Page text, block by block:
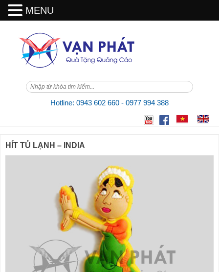
content
Hotline: 0943 602 660 - 0977 994 388
HÍT TỦ LẠNH – INDIA
MENU